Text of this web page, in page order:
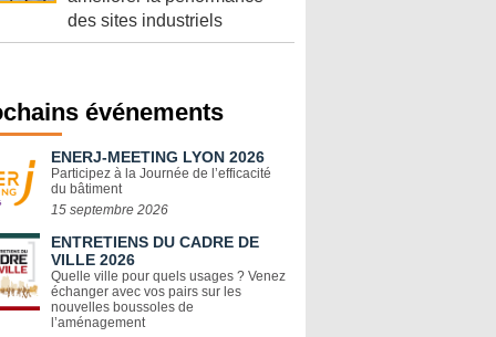
des sites industriels
événements
ENERJ-MEETING LYON 2026
Participez à la Journée de l’efficacité
du bâtiment
15 septembre 2026
ENTRETIENS DU CADRE DE
VILLE 2026
Quelle ville pour quels usages ? Venez
échanger avec vos pairs sur les
nouvelles boussoles de
l’aménagement